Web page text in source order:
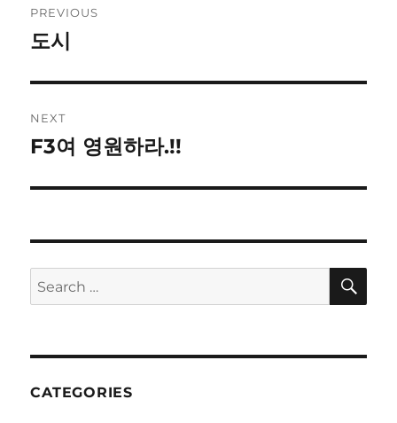
navigation
PREVIOUS
Previous
도시
NEXT
Next
F3여 영원하라.!!
Search
for:
CATEGORIES